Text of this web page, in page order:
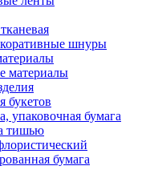
шнуры
материалы
букетов
упаковочная бумага
тишью
бумага